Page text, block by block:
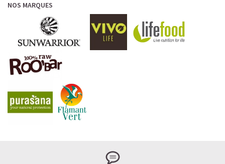
LA FRAÎCHEUR VERTE QUI APAISE L’ESPRIT
Le matcha, ce thé japonais se marie à la douceur du lait
tout en stimulant la concentration.
NOS MARQUES